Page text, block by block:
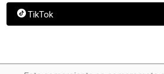
TikTok